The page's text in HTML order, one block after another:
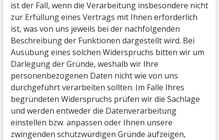
ist der Fall, wenn die Verarbeitung insbesondere nicht
zur Erfüllung eines Vertrags mit Ihnen erforderlich
ist, was von uns jeweils bei der nachfolgenden
Beschreibung der Funktionen dargestellt wird. Bei
Ausübung eines solchen Widerspruchs bitten wir um
Darlegung der Gründe, weshalb wir Ihre
personenbezogenen Daten nicht wie von uns
durchgeführt verarbeiten sollten. Im Falle Ihres
begründeten Widerspruchs prüfen wir die Sachlage
und werden entweder die Datenverarbeitung
einstellen bzw. anpassen oder Ihnen unsere
zwingenden schutzwürdigen Gründe aufzeigen,